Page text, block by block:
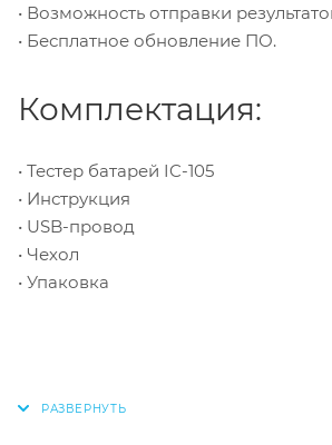
• Возможность отправки
• Бесплатное обновление ПО.
Комплектация:
• Тестер батарей IC-105
• Инструкция
• USB-провод
• Чехол
• Упаковка